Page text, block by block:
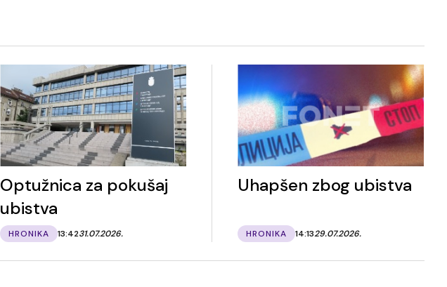
Optužnica za pokušaj
ubistva
HRONIKA 13:4231.07.2026.
Uhapšen zbog ubistva
HRONIKA 14:1329.07.2026.